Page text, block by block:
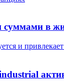
суммами в
и